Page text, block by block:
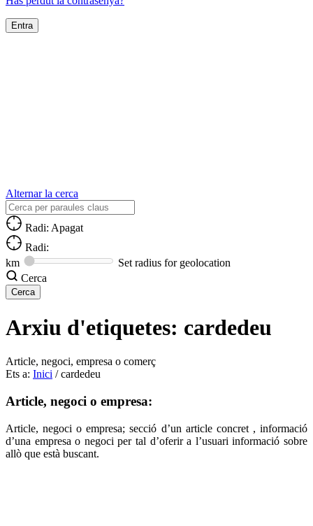
Alternar la cerca
Radi: Apagat
Radi:
km
Set radius for geolocation
Cerca
Arxiu d'etiquetes: cardedeu
Article, negoci, empresa o comerç
Ets a: Inici / cardedeu
Article, negoci o empresa:
Article, negoci o empresa; secció d’un article concret , informació
d’una empresa o negoci per tal d’oferir a l’usuari informació sobre
allò que està buscant.